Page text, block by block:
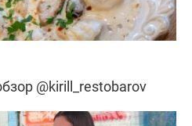
@kirill_restobarov